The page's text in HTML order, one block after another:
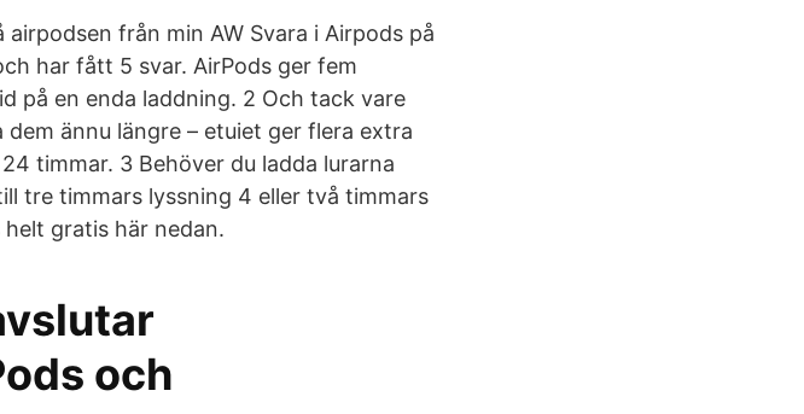
från min AW Svara i Airpods på
har fått 5 svar. AirPods ger fem
på en enda laddning. 2 Och tack vare
ännu längre – etuiet ger flera extra
timmar. 3 Behöver du ladda lurarna
tre timmars lyssning 4 eller två timmars
gratis här nedan.
och